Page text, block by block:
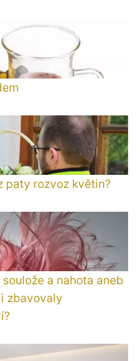
paty rozvoz květin?
a nahota aneb
zbavovaly